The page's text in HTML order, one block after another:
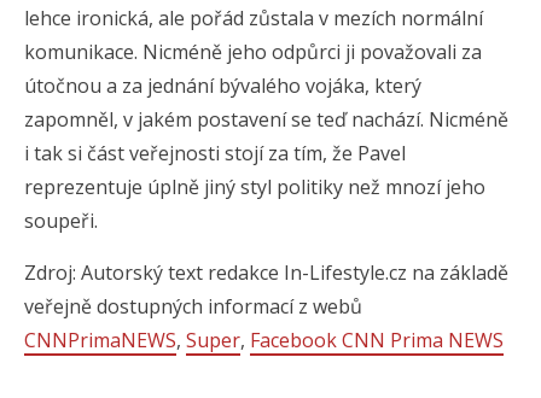
lehce ironická, ale pořád zůstala v mezích normální
komunikace. Nicméně jeho odpůrci ji považovali za
útočnou a za jednání bývalého vojáka, který
zapomněl, v jakém postavení se teď nachází. Nicméně
i tak si část veřejnosti stojí za tím, že Pavel
reprezentuje úplně jiný styl politiky než mnozí jeho
soupeři.
Zdroj: Autorský text redakce In-Lifestyle.cz na základě
veřejně dostupných informací z webů
CNNPrimaNEWS, Super, Facebook CNN Prima NEWS